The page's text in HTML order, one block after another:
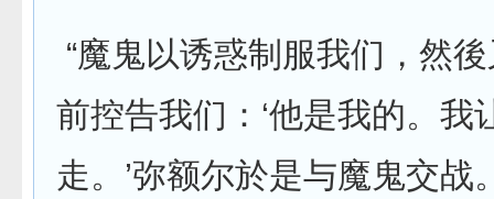
“魔鬼以诱惑制服我们，然
前控告我们：‘他是我的。我
走。’弥额尔於是与魔鬼交战